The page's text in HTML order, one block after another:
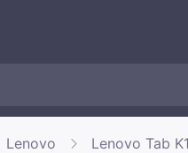
Lenovo Lenovo Tab